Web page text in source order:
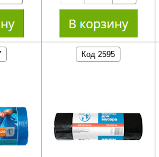
Код 2595